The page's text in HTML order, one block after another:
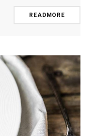
READMORE